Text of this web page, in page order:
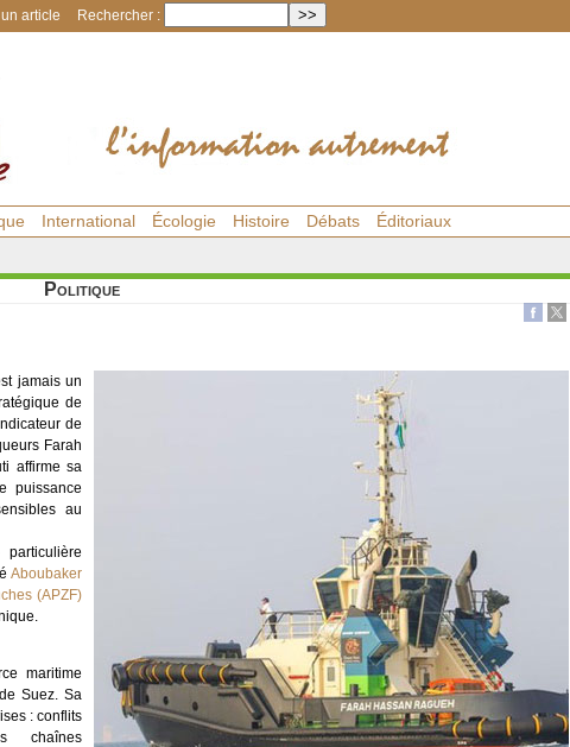
article Rechercher :
International Écologie Histoire Débats Éditoriaux
Politique
jamais un
de
de
Farah
affirme sa
puissance
au
Aboubaker
(APZF)
maritime
Suez. Sa
: conflits
chaînes